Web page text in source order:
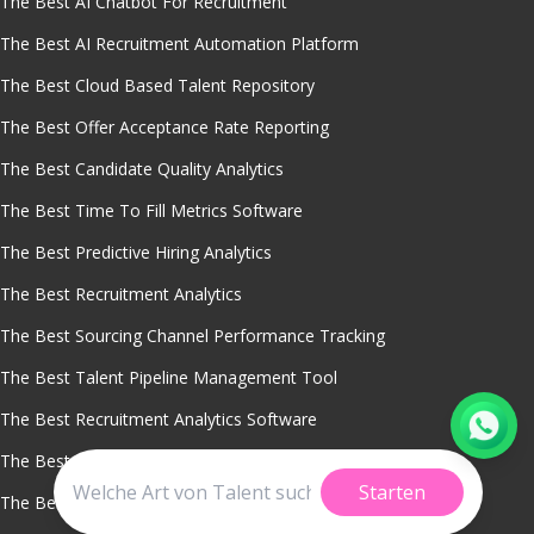
Starten
The Best AI Recruitment Automation Platform
The Best Cloud Based Talent Repository
The Best Offer Acceptance Rate Reporting
The Best Candidate Quality Analytics
The Best Time To Fill Metrics Software
The Best Predictive Hiring Analytics
The Best Recruitment Analytics
The Best Sourcing Channel Performance Tracking
The Best Talent Pipeline Management Tool
The Best Recruitment Analytics Software
The Best Dormant Candidate Reactivation Software
The Best Real Time Hiring Dashboards